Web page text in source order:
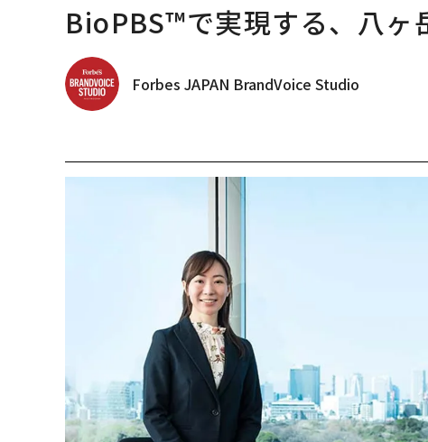
BioPBS™で実現する、八ヶ
Forbes JAPAN BrandVoice Studio